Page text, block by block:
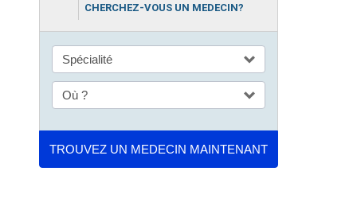
CHERCHEZ-VOUS UN MEDECIN?